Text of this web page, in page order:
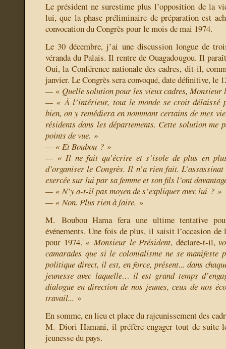
Le président ne surestime plus l’opposition de la
lui, que la phase préliminaire de préparation est
convocation du Congrès pour le mois de mai 1974.
Le 30 décembre, j’ai une discussion longue de
véranda du Palais. Il rentre de Ouagadougou. Il
Oui, la Conférence nationale des cadres, dit-il,
janvier. Le Congrès sera convoqué, date définitive, le
— « Quelle solution pour les vieux cadres, Monsieur
— « À l’intérieur, tout le monde se croit délaissé
bien, on y remédiera en nommant certains de mes
résidents dans les départements. Cette solution me
points de vue. »
— « Et Boubou ? »
— « Il ne fait qu’écrire et s’isole de plus en
d’organiser le Congrès. Il n’a rien fait.
exercée sur lui par sa femme et son fils l’ont
— « N’y a-t-il pas moyen de s’expliquer avec lui ? »
— « Non. Plus rien à faire. »
M. Boubou Hama fera une ultime tentative
événements. Une fois de plus, il saisit l’occasion
pour 1974. « Monsieur le Président, déclare-t-il,
camarades que si le colonialisme ne se manifeste
politique direct, il est, en force, présent... dans
jeunesse avec laquelle… il est grand temps
dialogue en direction de nos jeunes, ceux de nos
travail... »
En somme, en lieu et place du rajeunissement des
M. Diori Hamani, il préfère engager tout de suite
jeunesse du pays.